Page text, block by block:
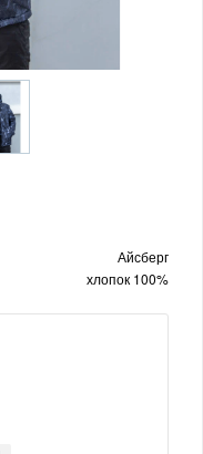
Айсберг
хлопок 100%